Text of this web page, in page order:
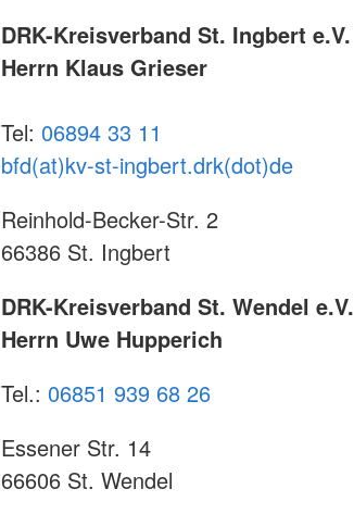
DRK-Kreisverband St. Ingbert e.V.
Herrn Klaus Grieser
Tel: 06894 33 11
bfd(at)kv-st-ingbert.drk(dot)de
Reinhold-Becker-Str. 2
66386 St. Ingbert
DRK-Kreisverband St. Wendel e.V.
Herrn Uwe Hupperich
Tel.: 06851 939 68 26
Essener Str. 14
66606 St. Wendel